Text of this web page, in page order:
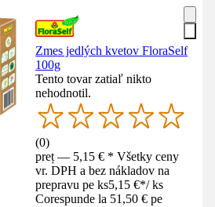
Zmes jedlých kvetov FloraSelf
100g
Tento tovar zatiaľ nikto
nehodnotil.
(0)
preț — 5,15 € * Všetky ceny
vr. DPH a bez nákladov na
prepravu pe ks5,15 €*/ ks
Corespunde la 51,50 € pe